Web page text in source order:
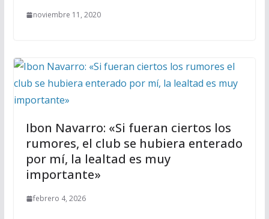
noviembre 11, 2020
Ibon Navarro: «Si fueran ciertos los
rumores, el club se hubiera enterado
por mí, la lealtad es muy
importante»
febrero 4, 2026